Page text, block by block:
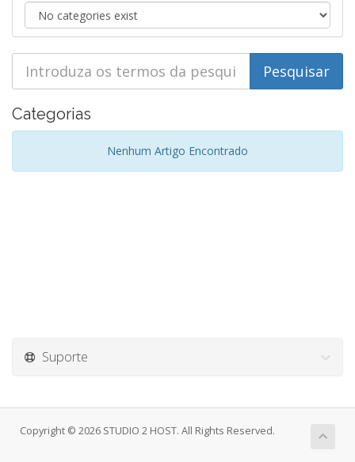
Categorias
Nenhum Artigo Encontrado
Suporte
Copyright © 2026 STUDIO 2 HOST. All Rights Reserved.